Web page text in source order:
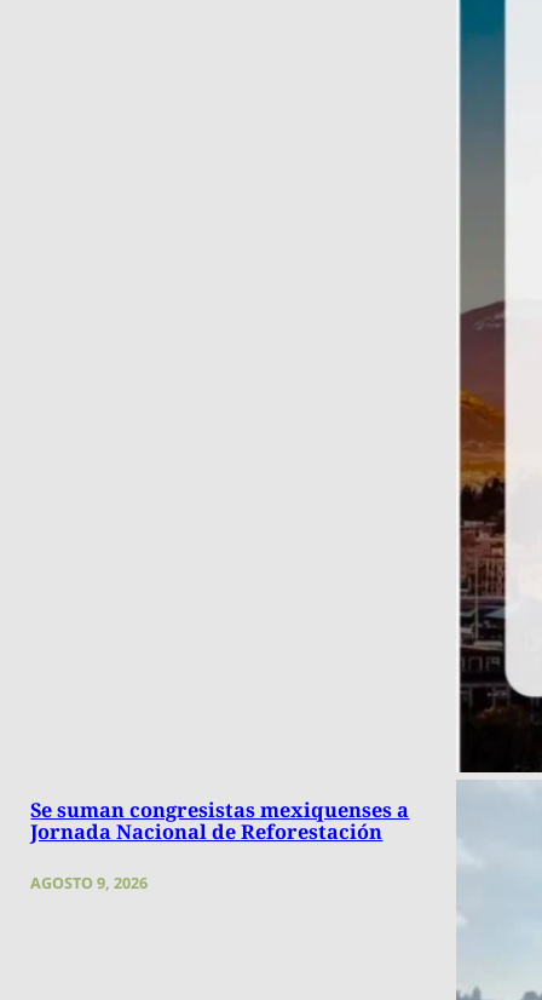
Se suman congresistas mexiquenses a
Jornada Nacional de Reforestación
AGOSTO 9, 2026